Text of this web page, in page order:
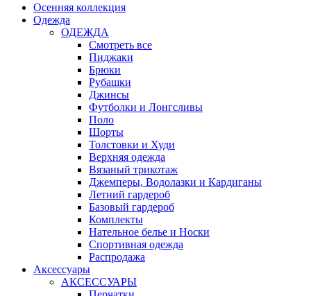
Осенняя коллекция
Одежда
ОДЕЖДА
Смотреть все
Пиджаки
Брюки
Рубашки
Джинсы
Футболки и Лонгсливы
Поло
Шорты
Толстовки и Худи
Верхняя одежда
Вязаный трикотаж
Джемперы, Водолазки и Кардиганы
Летний гардероб
Базовый гардероб
Комплекты
Нательное белье и Носки
Спортивная одежда
Распродажа
Аксессуары
АКСЕССУАРЫ